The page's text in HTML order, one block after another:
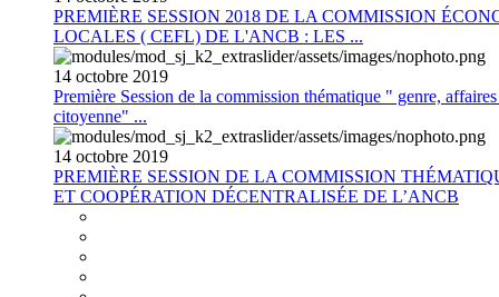
PREMIÈRE SESSION 2018 DE LA COMMISSION
LOCALES ( CEFL) DE L'ANCB : LES ...
14 octobre 2019
Première Session de la commission thématique " genre,
citoyenne" ...
14 octobre 2019
PREMIÈRE SESSION DE LA COMMISSION
ET COOPÉRATION DÉCENTRALISÉE DE L’ANCB